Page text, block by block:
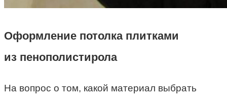
Оформление потолка плитками
из пенополистирола
На вопрос о том, какой материал выбрать